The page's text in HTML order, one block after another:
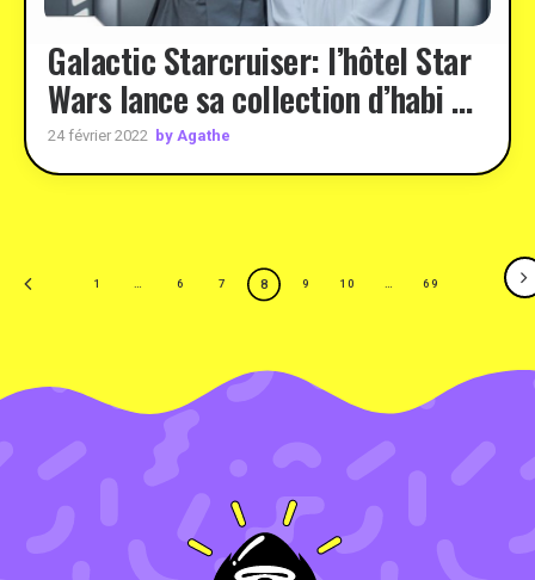
Galactic Starcruiser: l’hôtel Star
Wars lance sa collection d’habi …
24 février 2022 by Agathe
1 6 7 8 9 10 69